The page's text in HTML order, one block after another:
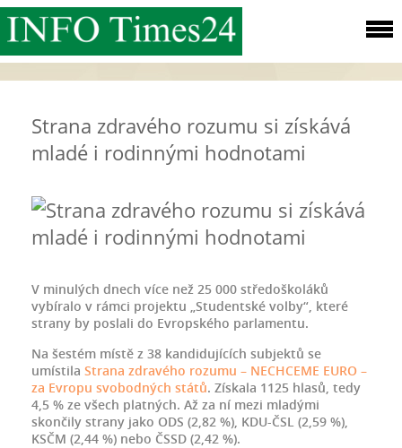
Strana zdravého rozumu si získává
mladé i rodinnými hodnotami
V minulých dnech více než 25 000 středoškoláků
vybíralo v rámci projektu „Studentské volby“, které
strany by poslali do Evropského parlamentu.
Na šestém místě z 38 kandidujících subjektů se
umístila Strana zdravého rozumu – NECHCEME EURO –
za Evropu svobodných států. Získala 1125 hlasů, tedy
4,5 % ze všech platných. Až za ní mezi mladými
skončily strany jako ODS (2,82 %), KDU-ČSL (2,59 %),
KSČM (2,44 %) nebo ČSSD (2,42 %).